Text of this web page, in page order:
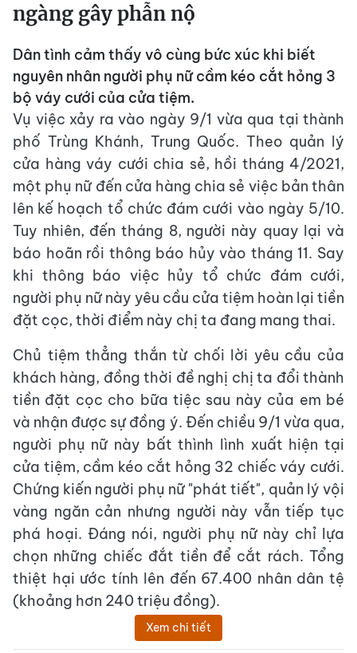
ngàng gây phẫn nộ
Dân tình cảm thấy vô cùng bức xúc khi biết
nguyên nhân người phụ nữ cầm kéo cắt hỏng 3
bộ váy cưới của cửa tiệm.
Vụ việc xảy ra vào ngày 9/1 vừa qua tại thành
phố Trùng Khánh, Trung Quốc. Theo quản lý
cửa hàng váy cưới chia sẻ, hồi tháng 4/2021,
một phụ nữ đến cửa hàng chia sẻ việc bản thân
lên kế hoạch tổ chức đám cưới vào ngày 5/10.
Tuy nhiên, đến tháng 8, người này quay lại và
báo hoãn rồi thông báo hủy vào tháng 11. Say
khi thông báo việc hủy tổ chức đám cưới,
người phụ nữ này yêu cầu cửa tiệm hoàn lại tiền
đặt cọc, thời điểm này chị ta đang mang thai.
Chủ tiệm thẳng thắn từ chối lời yêu cầu của
khách hàng, đồng thời đề nghị chị ta đổi thành
tiền đặt cọc cho bữa tiệc sau này của em bé
và nhận được sự đồng ý. Đến chiều 9/1 vừa qua,
người phụ nữ này bất thình lình xuất hiện tại
cửa tiệm, cầm kéo cắt hỏng 32 chiếc váy cưới.
Chứng kiến người phụ nữ "phát tiết", quản lý vội
vàng ngăn cản nhưng người này vẫn tiếp tục
phá hoại. Đáng nói, người phụ nữ này chỉ lựa
chọn những chiếc đắt tiền để cắt rách. Tổng
thiệt hại ước tính lên đến 67.400 nhân dân tệ
(khoảng hơn 240 triệu đồng).
Xem chi tiết